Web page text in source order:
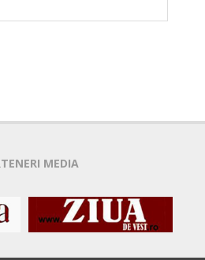
MEDIA